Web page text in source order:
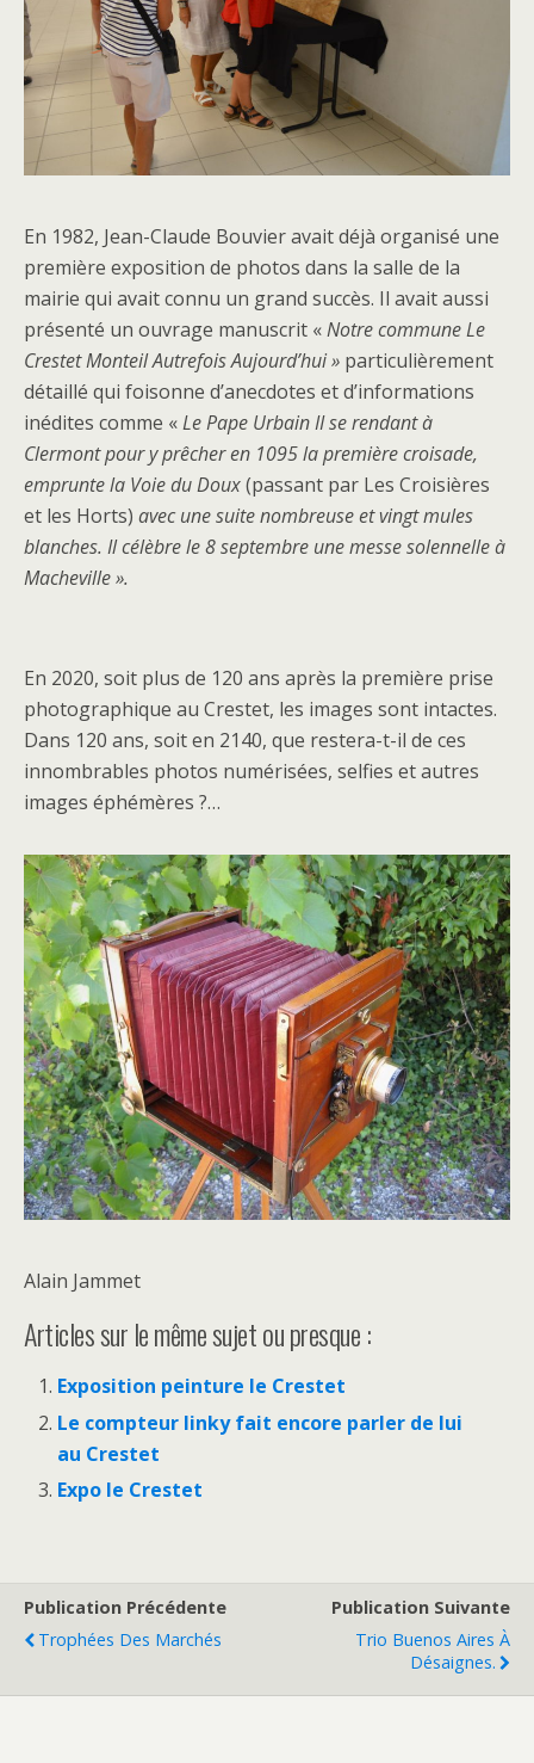
En 1982, Jean-Claude Bouvier avait déjà organisé une
première exposition de photos dans la salle de la
mairie qui avait connu un grand succès. Il avait aussi
présenté un ouvrage manuscrit «Notre commune Le
Crestet Monteil Autrefois Aujourd’hui » particulièrement
détaillé qui foisonne d’anecdotes et d’informations
inédites comme «Le Pape Urbain II se rendant à
Clermont pour y prêcher en 1095 la première croisade,
emprunte la Voie du Doux(passant par Les Croisières
et les Horts) avec une suite nombreuse et vingt mules
blanches. Il célèbre le 8 septembre une messe solennelle à
Macheville ».
En 2020, soit plus de 120 ans après la première prise
photographique au Crestet, les images sont intactes.
Dans 120 ans, soit en 2140, que restera-t-il de ces
innombrables photos numérisées, selfies et autres
images éphémères ?…
Alain Jammet
Articles sur le même sujet ou presque :
Exposition peinture le Crestet
Le compteur linky fait encore parler de lui
au Crestet
Expo le Crestet
Publication Précédente
Trophées Des Marchés
Publication Suivante
Trio Buenos Aires À
Désaignes.